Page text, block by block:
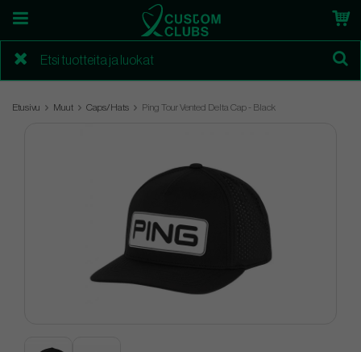
Etusivu Muut Caps/Hats Ping Tour Vented Delta Cap - Black